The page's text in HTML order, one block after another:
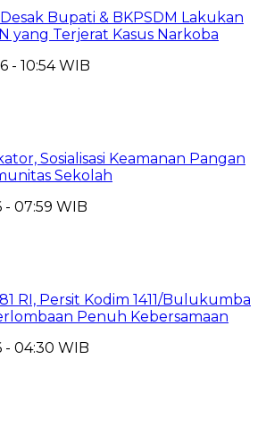
Bupati & BKPSDM Lakukan
yang Terjerat Kasus Narkoba
- 10:54 WIB
Sosialisasi Keamanan Pangan
Sekolah
- 07:59 WIB
RI, Persit Kodim 1411/Bulukumba
Penuh Kebersamaan
- 04:30 WIB